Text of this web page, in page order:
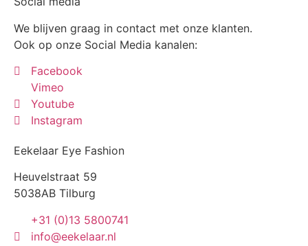
We blijven graag in contact met onze klanten.
Ook op onze Social Media kanalen:
Facebook
Vimeo
Youtube
Instagram
Eekelaar Eye Fashion
Heuvelstraat 59
5038AB Tilburg
+31 (0)13 5800741
info@eekelaar.nl